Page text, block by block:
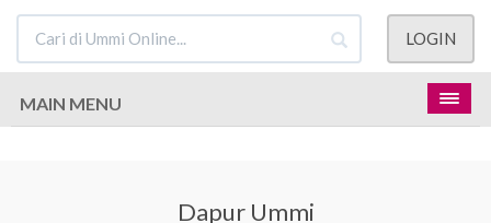
LOGIN
MAIN MENU
Dapur Ummi